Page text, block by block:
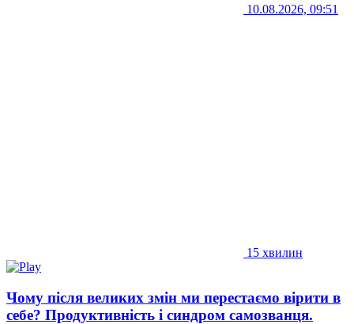
10.08.2026, 09:51
15 хвилин
Чому після великих змін ми перестаємо вірити в
себе? Продуктивність і синдром самозванця.